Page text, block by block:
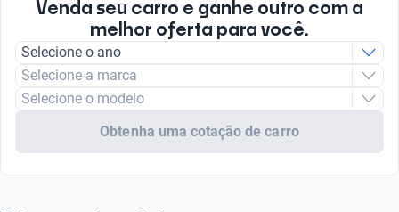
Venda seu carro e ganhe outro com a
melhor oferta para você.
Selecione o ano
Selecione a marca
Selecione o modelo
Obtenha uma cotação de carro